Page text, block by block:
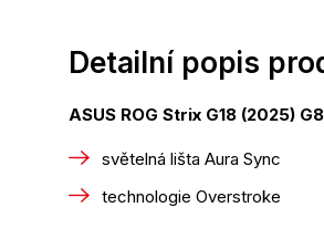
Detailní popis
ASUS ROG Strix G18 (2025)
světelná lišta Aura Sync
technologie Overstroke